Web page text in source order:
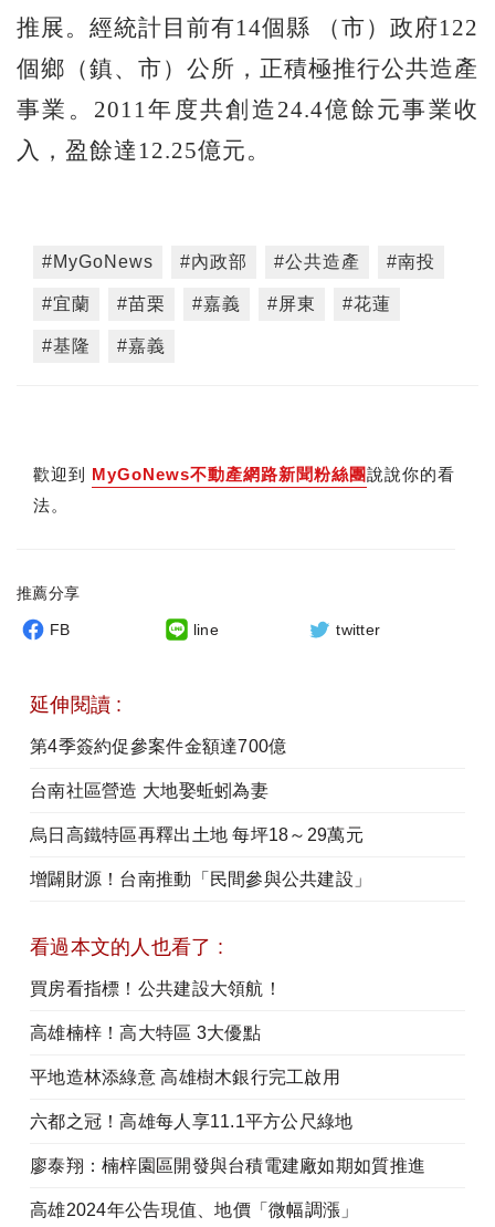
推展。經統計目前有14個縣 （市）政府122
個鄉（鎮、市）公所，正積極推行公共造產
事業。2011年度共創造24.4億餘元事業收
入，盈餘達12.25億元。
#MyGoNews #內政部 #公共造產 #南投
#宜蘭 #苗栗 #嘉義 #屏東 #花蓮
#基隆 #嘉義
歡迎到 MyGoNews不動產網路新聞粉絲團說說你的看
法。
推薦分享
FB line twitter
延伸閱讀 :
第4季簽約促參案件金額達700億
台南社區營造 大地娶蚯蚓為妻
烏日高鐵特區再釋出土地 每坪18～29萬元
增闢財源！台南推動「民間參與公共建設」
看過本文的人也看了 :
買房看指標！公共建設大領航！
高雄楠梓！高大特區 3大優點
平地造林添綠意 高雄樹木銀行完工啟用
六都之冠！高雄每人享11.1平方公尺綠地
廖泰翔：楠梓園區開發與台積電建廠如期如質推進
高雄2024年公告現值、地價「微幅調漲」